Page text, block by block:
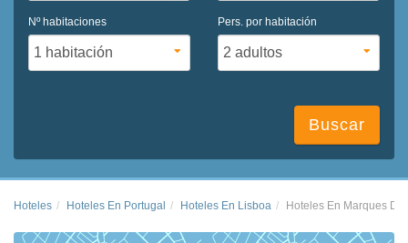
Nº habitaciones Pers. por habitación
Buscar
Hoteles Hoteles En Portugal Hoteles En Lisboa Hoteles En Marques De